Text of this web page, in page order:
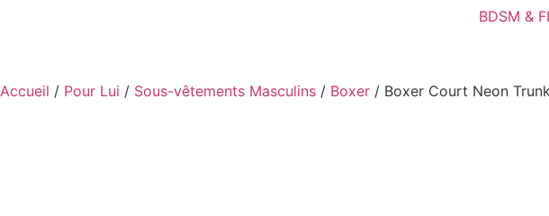
BDSM &
Accueil / Pour Lui / Sous-vêtements Masculins / Boxer / Boxer Court Neon